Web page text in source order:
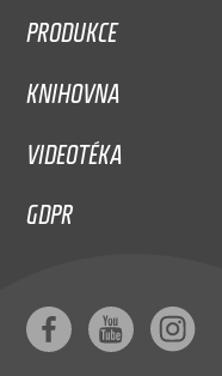
PRODUKCE
KNIHOVNA
VIDEOTÉKA
GDPR